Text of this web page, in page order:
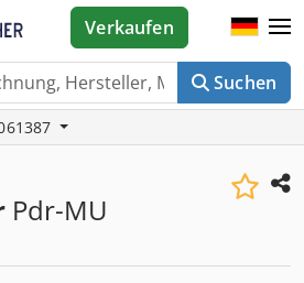
Suchen
Verkaufen
Pdr-MU